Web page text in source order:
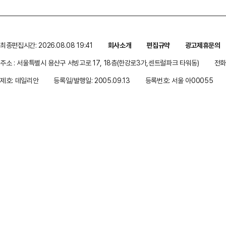
최종편집시간: 2026.08.08 19:41 회사소개 편집규약
광고제휴문의
주소 : 서울특별시 용산구 서빙고로 17, 18층(한강로3가,센트럴파크 타워동)
전
제호: 데일리안
등록일/발행일: 2005.09.13 등록번호: 서울 아00055